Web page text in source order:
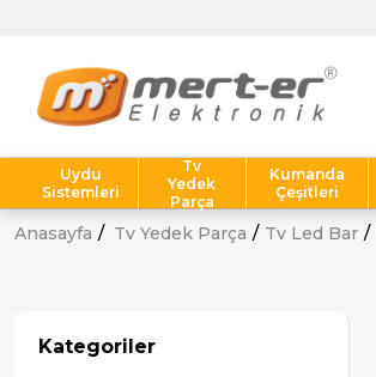
Uydu
Sistemleri
Tv
Yedek
Parça
Kumanda
Çeşitleri
Anasayfa Tv Yedek Parça Tv Led Bar
Kategoriler